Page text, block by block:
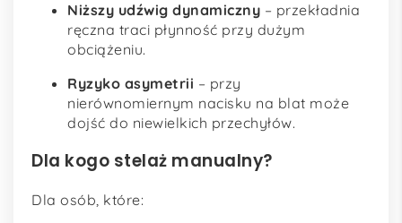
Niższy udźwig dynamiczny – przekładnia
ręczna traci płynność przy dużym
obciążeniu.
Ryzyko asymetrii – przy
nierównomiernym nacisku na blat może
dojść do niewielkich przechyłów.
Dla kogo stelaż manualny?
Dla osób, które: